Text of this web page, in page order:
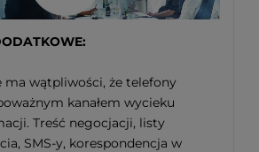
ma wątpliwości, że telefony
kanałem wycieku
Treść negocjacji, listy
SMS-y, korespondencja w